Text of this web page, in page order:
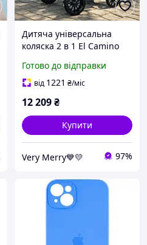
Дитяча універсальна
коляска 2 в 1 El Camino
Рівшєра) ME 1183 Iris Blue
(синій колір)
Готово до відправки
від 1221 ₴/міс
12 209₴
Купити
Very Merry💙💛 97%